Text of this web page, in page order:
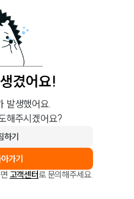
겼어요!
발생했어요.
해주시겠어요?
하기
가기
고객센터로 문의해주세요.